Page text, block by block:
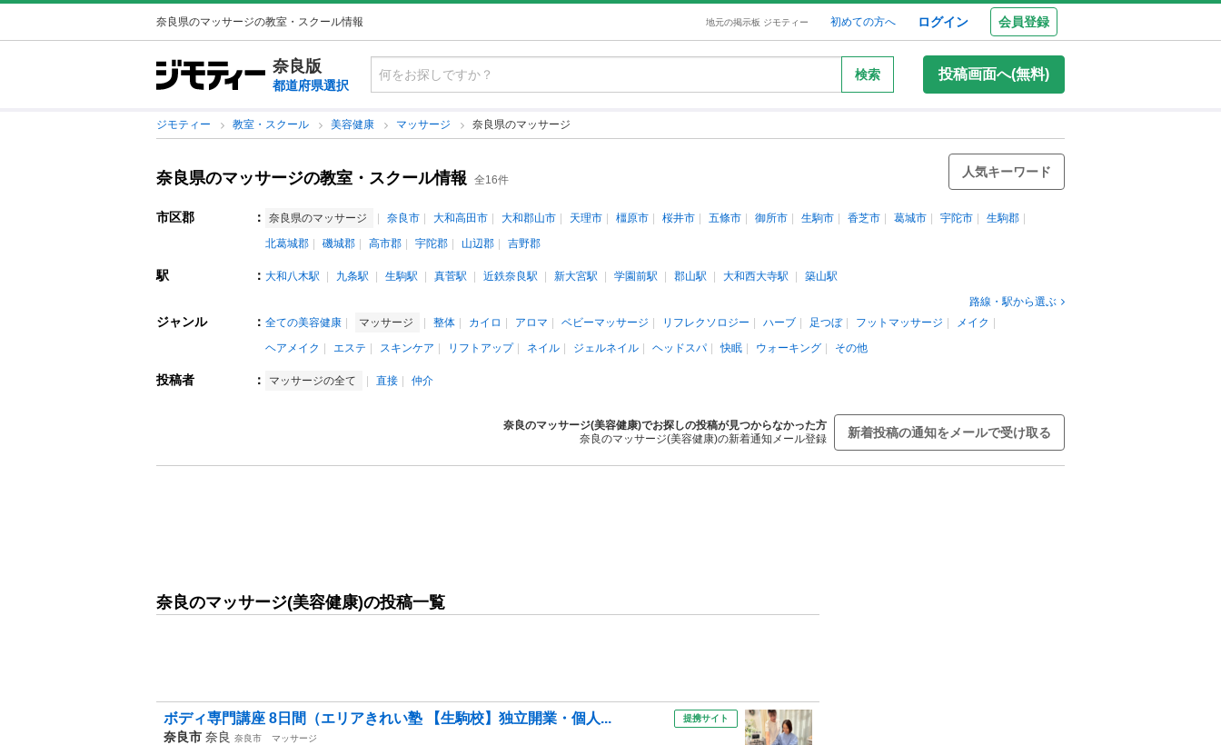
奈良県のマッサージの教室・スクール情報 地元の掲示板 ジモティー 初めての方へ ログイン 会員登録
奈良版
都道府県選択
検索 投稿画面へ(無料)
ジモティー 教室・スクール 美容健康 マッサージ 奈良県のマッサージ
奈良県のマッサージの教室・スクール情報 全16件
人気キーワード
市区郡 ： 奈良県のマッサージ 奈良市 大和高田市 大和郡山市 天理市 橿原市 桜井市 五條市 御所市 生駒市 香芝市 葛城市 宇陀市
生駒郡
北葛城郡
磯城郡 高市郡 宇陀郡 山辺郡 吉野郡
駅 ： 大和八木駅 九条駅 生駒駅 真菅駅 近鉄奈良駅 新大宮駅 学園前駅 郡山駅 大和西大寺駅
築山駅
路線・駅から選ぶ
ジャンル ： 全ての美容健康 マッサージ 整体 カイロ アロマ ベビーマッサージ リフレクソロジー ハーブ 足つぼ フットマッサージ
メイク
ヘアメイク
エステ スキンケア リフトアップ ネイル ジェルネイル ヘッドスパ 快眠 ウォーキング その他
投稿者 ： マッサージの全て 直接 仲介
奈良のマッサージ(美容健康)でお探しの投稿が見つからなかった方
奈良のマッサージ(美容健康)の新着通知メール登録
新着投稿の通知をメールで受け取る
奈良のマッサージ(美容健康)の投稿一覧
ボディ専門講座 8日間（エリアきれい塾 【生駒校】独立開業・個人...
奈良市 奈良 奈良市
マッサージ
提携サイト